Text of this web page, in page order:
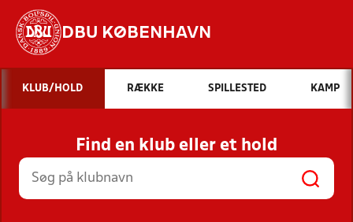
DBU KØBENHAVN
Hvad vil du søge efter?
INDHOLD OG NYHEDER
STILLINGER, RESULTATER, KLUBBER OG
HOLD
KLUB/HOLD RÆKKE SPILLESTED KAMP
Find en klub eller et hold